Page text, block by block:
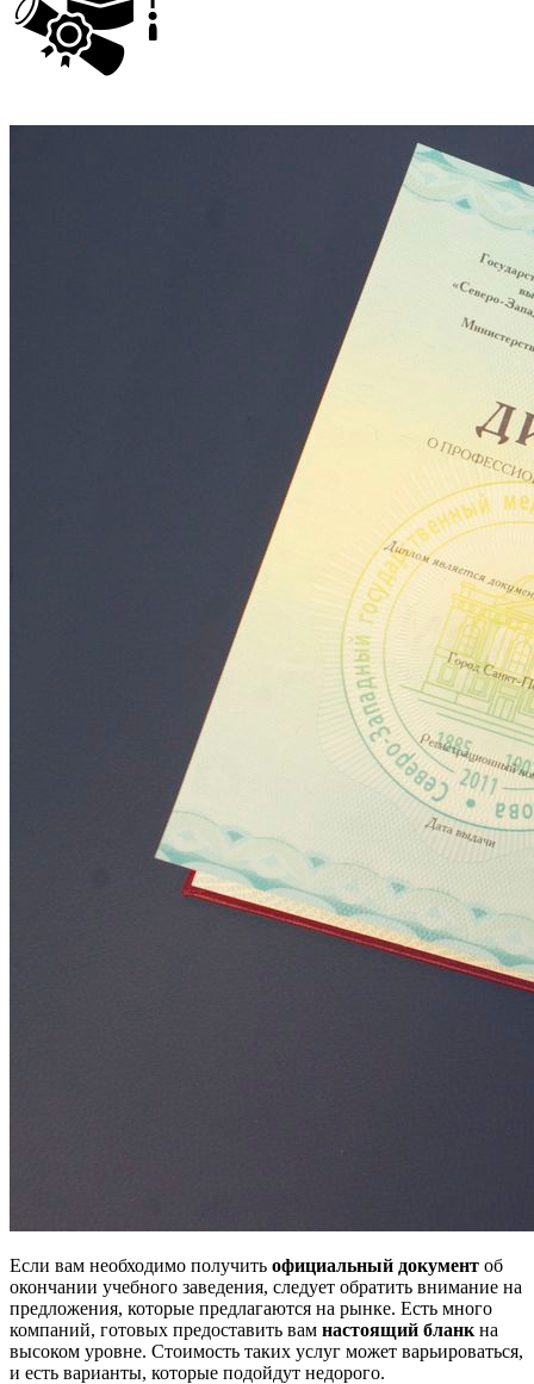
Если вам необходимо получить официальный документ об
окончании учебного заведения, следует обратить внимание на
предложения, которые предлагаются на рынке. Есть много
компаний, готовых предоставить вам настоящий бланк на
высоком уровне. Стоимость таких услуг может варьироваться,
и есть варианты, которые подойдут недорого.